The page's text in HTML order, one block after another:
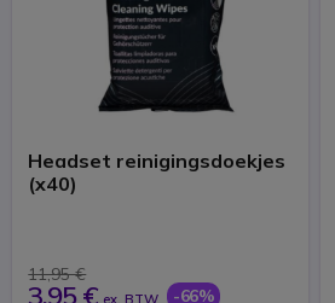
Headset reinigingsdoekjes
(x40)
11,95 €
ex. BTW -66%